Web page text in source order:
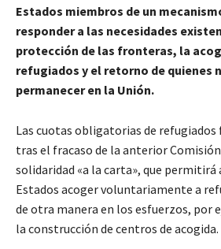
Estados miembros de un
responder a las necesidades
protección de las fronteras, la
refugiados y el retorno de quienes
permanecer en la Unión.
Las cuotas obligatorias de refugiados
tras el fracaso de la anterior
solidaridad «a la carta», que
Estados acoger voluntariamente a
de otra manera en los esfuerzos, por
la construcción de centros de acogida.